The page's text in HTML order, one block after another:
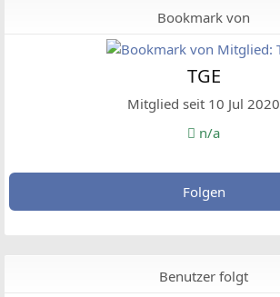
Bookmark von
TGE
Mitglied seit 10 Jul 2020
n/a
Folgen
Benutzer folgt